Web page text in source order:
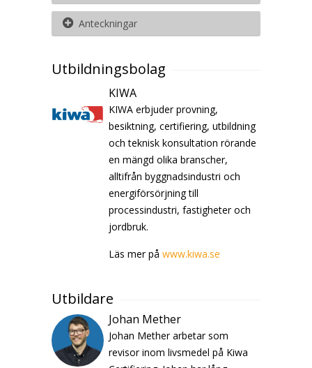
Anteckningar
Utbildningsbolag
KIWA
KIWA erbjuder provning,
besiktning, certifiering, utbildning
och teknisk konsultation rörande
en mängd olika branscher,
alltifrån byggnadsindustri och
energiförsörjning till
processindustri, fastigheter och
jordbruk.
Läs mer på www.kiwa.se
Utbildare
Johan Mether
Johan Mether arbetar som
revisor inom livsmedel på Kiwa